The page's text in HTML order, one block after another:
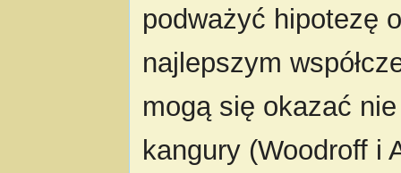
podważyć hipotezę
najlepszym
mogą się okazać
kangury (Woodroff i